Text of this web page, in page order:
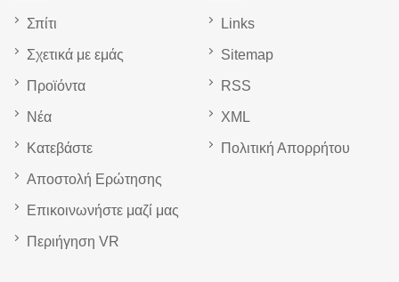
Σπίτι
Σχετικά με εμάς
Προϊόντα
Νέα
Κατεβάστε
Αποστολή Ερώτησης
Επικοινωνήστε μαζί μας
Περιήγηση VR
Links
Sitemap
RSS
XML
Πολιτική Απορρήτου